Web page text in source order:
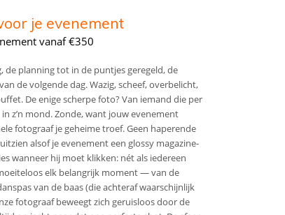
je evenement
vanaf €350
de planning tot in de puntjes geregeld, de
de volgende dag. Wazig, scheef, overbelicht,
De enige scherpe foto? Van iemand die per
z’n mond. Zonde, want jouw evenement
fotograaf je geheime troef. Geen haperende
alsof je evenement een glossy magazine-
wanneer hij moet klikken: nét als iedereen
elk belangrijk moment — van de
van de baas (die achteraf waarschijnlijk
fotograaf beweegt zich geruisloos door de